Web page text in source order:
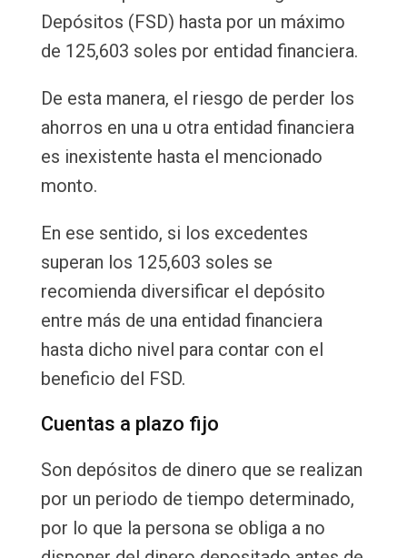
Depósitos (FSD) hasta por un máximo
de 125,603 soles por entidad financiera.
De esta manera, el riesgo de perder los
ahorros en una u otra entidad financiera
es inexistente hasta el mencionado
monto.
En ese sentido, si los excedentes
superan los 125,603 soles se
recomienda diversificar el depósito
entre más de una entidad financiera
hasta dicho nivel para contar con el
beneficio del FSD.
Cuentas a plazo fijo
Son depósitos de dinero que se realizan
por un periodo de tiempo determinado,
por lo que la persona se obliga a no